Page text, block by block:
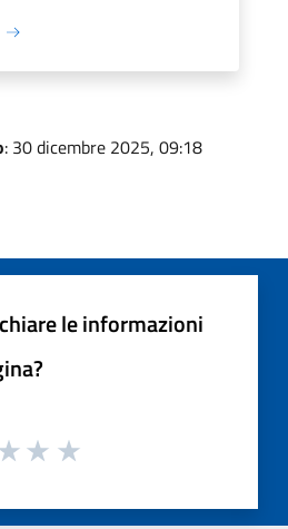
: 30 dicembre 2025, 09:18
le informazioni